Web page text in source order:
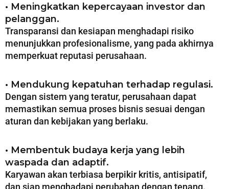
• Meningkatkan kepercayaan investor dan
pelanggan.
Transparansi dan kesiapan menghadapi risiko
menunjukkan profesionalisme, yang pada akhirnya
memperkuat reputasi perusahaan.
• Mendukung kepatuhan terhadap regulasi.
Dengan sistem yang teratur, perusahaan dapat
memastikan semua proses bisnis sesuai dengan
aturan dan kebijakan yang berlaku.
• Membentuk budaya kerja yang lebih
waspada dan adaptif.
Karyawan akan terbiasa berpikir kritis, antisipatif,
dan siap menghadapi perubahan dengan tenang.